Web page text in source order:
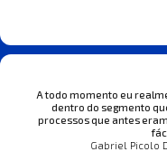
A todo momento eu
dentro do segmento
processos que antes
Gabriel Picolo